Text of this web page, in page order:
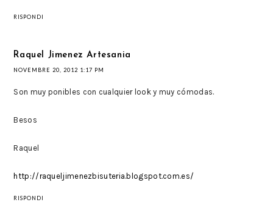
RISPONDI
Raquel Jimenez Artesania
NOVEMBRE 20, 2012 1:17 PM
Son muy ponibles con cualquier look y muy cómodas.
Besos
Raquel
http://raqueljimenezbisuteria.blogspot.com.es/
RISPONDI